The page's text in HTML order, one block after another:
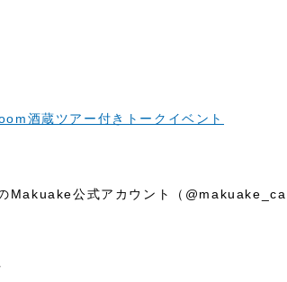
酒蔵ツアー付きトークイベント
Makuake公式アカウント（@makuake_ca